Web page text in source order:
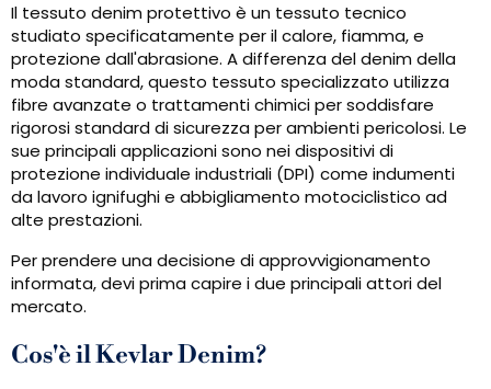
Il tessuto denim protettivo è un tessuto tecnico
studiato specificatamente per il calore, fiamma, e
protezione dall'abrasione. A differenza del denim della
moda standard, questo tessuto specializzato utilizza
fibre avanzate o trattamenti chimici per soddisfare
rigorosi standard di sicurezza per ambienti pericolosi. Le
sue principali applicazioni sono nei dispositivi di
protezione individuale industriali (DPI) come indumenti
da lavoro ignifughi e abbigliamento motociclistico ad
alte prestazioni.
Per prendere una decisione di approvvigionamento
informata, devi prima capire i due principali attori del
mercato.
Cos'è il Kevlar Denim?